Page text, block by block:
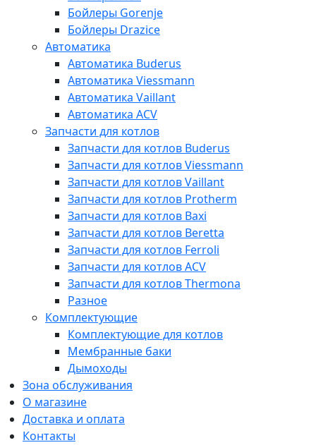
Бойлеры Gorenje
Бойлеры Drazice
Автоматика
Автоматика Buderus
Автоматика Viessmann
Автоматика Vaillant
Автоматика ACV
Запчасти для котлов
Запчасти для котлов Buderus
Запчасти для котлов Viessmann
Запчасти для котлов Vaillant
Запчасти для котлов Protherm
Запчасти для котлов Baxi
Запчасти для котлов Beretta
Запчасти для котлов Ferroli
Запчасти для котлов ACV
Запчасти для котлов Thermona
Разное
Комплектующие
Комплектующие для котлов
Мембранные баки
Дымоходы
Зона обслуживания
О магазине
Доставка и оплата
Контакты